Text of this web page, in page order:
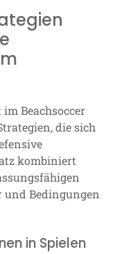
Beachsoccer
die sich
kombiniert
und Bedingungen
in Spielen